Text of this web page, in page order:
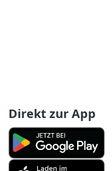
Direkt zur App